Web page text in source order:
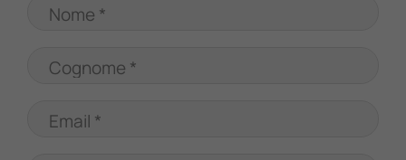
Nome *
Cognome *
Email *